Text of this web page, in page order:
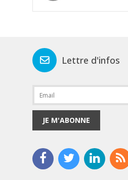
Lettre d'infos
JE M'ABONNE